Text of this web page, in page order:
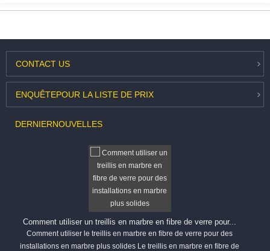
CONTACT US
ENQUÊTEPOUR LA LISTE DE PRIX
DERNIERNOUVELLES
Comment utiliser un treillis en marbre en fibre de verre pour...
Comment utiliser le treillis en marbre en fibre de verre pour des
installations en marbre plus solides Le treillis en marbre en fibre de